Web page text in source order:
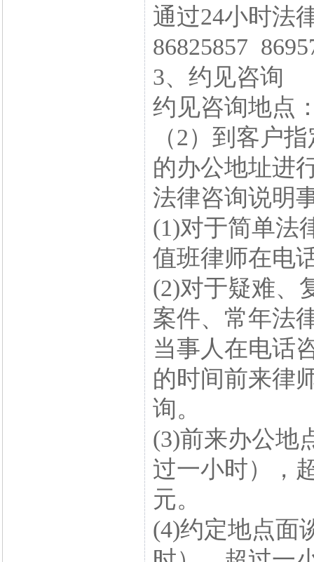
通过24小时法
86825857
3、约见咨询
约见咨询地点
（2）到客户
的办公地址进
法律咨询说明
(1)对于简单法
值班律师在电
(2)对于疑难、
案件、常年法
当事人在电话
的时间前来律
询。
(3)前来办公地
过一小时），
元。
(4)约定地点面